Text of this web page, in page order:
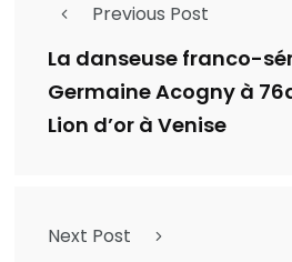
Previous Post
La danseuse franco-
Germaine Acogny à
Lion d’or à Venise
Next Post